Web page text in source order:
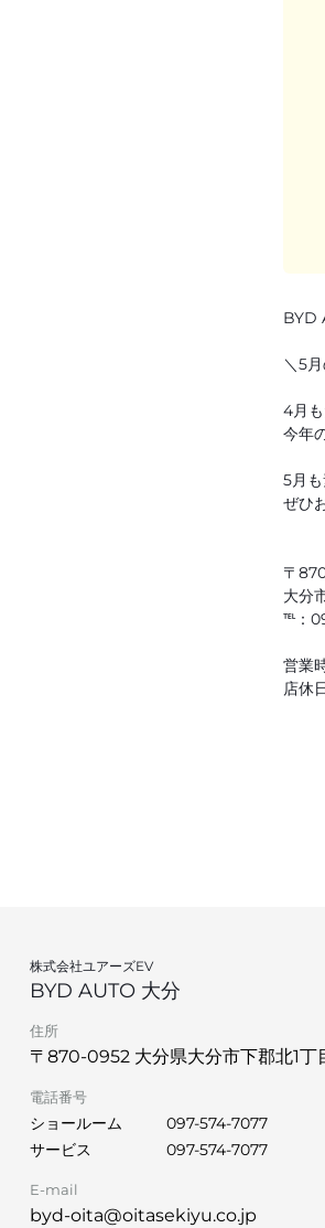
BYD
＼5
4月
今年
5月
ぜひ
〒
大分
℡：
営業
店休
株式会社ユアーズEV
BYD AUTO 大分
住所
〒870-0952 大分県大分市下郡北1丁
電話番号
ショールーム
097-574-7077
サービス
097-574-7077
E-mail
byd-oita@oitasekiyu.co.jp